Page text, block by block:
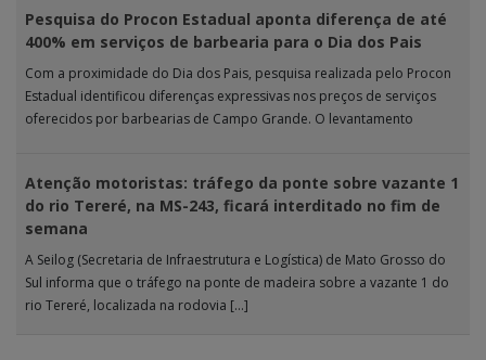
Pesquisa do Procon Estadual aponta diferença de até
400% em serviços de barbearia para o Dia dos Pais
Com a proximidade do Dia dos Pais, pesquisa realizada pelo Procon
Estadual identificou diferenças expressivas nos preços de serviços
oferecidos por barbearias de Campo Grande. O levantamento
Atenção motoristas: tráfego da ponte sobre vazante 1
do rio Tereré, na MS-243, ficará interditado no fim de
semana
A Seilog (Secretaria de Infraestrutura e Logística) de Mato Grosso do
Sul informa que o tráfego na ponte de madeira sobre a vazante 1 do
rio Tereré, localizada na rodovia […]